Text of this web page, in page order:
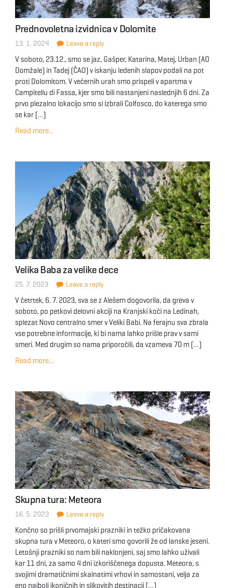
Prednovoletna izvidnica v Dolomite
13. 1. 2024 Leave a reply
V soboto, 23.12., smo se jaz, Gašper, Katarina, Matej, Urban (AO
Domžale) in Tadej (ČAO) v iskanju ledenih slapov podali na pot
proti Dolomitom. V večernih urah smo prispeli v apartma v
Campitellu di Fassa, kjer smo bili nastanjeni naslednjih 6 dni. Za
prvo plezalno lokacijo smo si izbrali Colfosco, do katerega smo
se kar […]
Read more...
Velika Baba za velike dece
25. 7. 2023 Leave a reply
V četrtek, 6. 7. 2023, sva se z Alešem dogovorila, da greva v
soboto, po petkovi delovni akciji na Kranjski koči na Ledinah,
splezat Novo centralno smer v Veliki Babi. Na ferajnu sva zbrala
vse potrebne informacije, ki bi nama lahko prišle prav v sami
smeri. Med drugim so nama priporočili, da vzameva 70 m […]
Read more...
Skupna tura: Meteora
16. 5. 2023 Leave a reply
Končno so prišli prvomajski prazniki in težko pričakovana
skupna tura v Meteoro, o kateri smo govorili že od lanske jeseni.
Letošnji prazniki so nam bili naklonjeni, saj smo lahko uživali
kar 11 dni, za samo 4 dni izkoriščenega dopusta. Meteora, s
svojimi dramatičnimi skalnatimi vrhovi in samostani, velja za
eno najbolj ikoničnih in slikovitih destinacij […]